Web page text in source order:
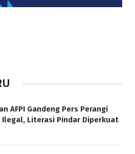
AFPI Gandeng Pers Perangi
Ilegal, Literasi Pindar Diperkuat